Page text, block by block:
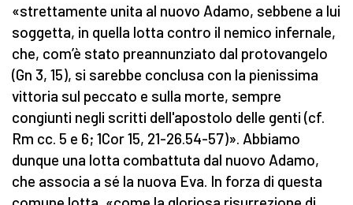
«strettamente unita al nuovo Adamo, sebbene a lui
soggetta, in quella lotta contro il nemico infernale,
che, com’è stato preannunziato dal protovangelo
(Gn 3, 15), si sarebbe conclusa con la pienissima
vittoria sul peccato e sulla morte, sempre
congiunti negli scritti dell'apostolo delle genti (cf.
Rm cc. 5 e 6; 1Cor 15, 21-26.54-57)». Abbiamo
dunque una lotta combattuta dal nuovo Adamo,
che associa a sé la nuova Eva. In forza di questa